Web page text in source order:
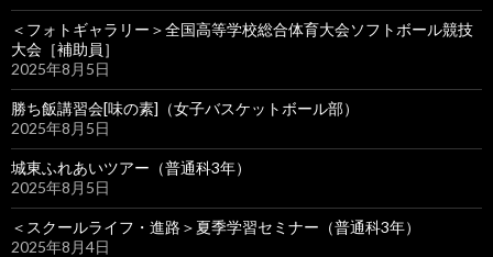
＜フォトギャラリー＞全国高等学校総合体育大会ソフトボール競技
大会［補助員］
2025年8月5日
勝ち飯講習会[味の素]（女子バスケットボール部）
2025年8月5日
城東ふれあいツアー（普通科3年）
2025年8月5日
＜スクールライフ・進路＞夏季学習セミナー（普通科3年）
2025年8月4日